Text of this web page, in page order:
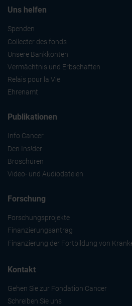
Uns helfen
Spenden
Collecter des fonds
Unsere Bankkonten
Vermächtnis und Erbschaften
Relais pour la Vie
Ehrenamt
Publikationen
Info Cancer
Den Ins!der
Broschüren
Video- und Audiodateien
Forschung
Forschungsprojekte
Finanzierungsantrag
Finanzierung der Fortbildung von
Kontakt
Gehen Sie zur Fondation Cancer
Schreiben Sie uns